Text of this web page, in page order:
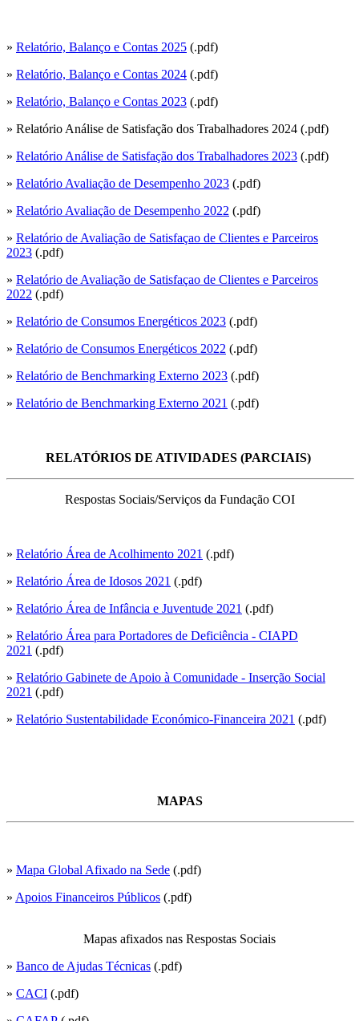
» Relatório, Balanço e Contas 2025 (.pdf)
» Relatório, Balanço e Contas 2024 (.pdf)
» Relatório, Balanço e Contas 2023 (.pdf)
» Relatório Análise de Satisfação dos Trabalhadores 2024 (.pdf)
» Relatório Análise de Satisfação dos Trabalhadores 2023 (.pdf)
» Relatório Avaliação de Desempenho 2023 (.pdf)
» Relatório Avaliação de Desempenho 2022 (.pdf)
» Relatório de Avaliação de Satisfaçao de Clientes e Parceiros
2023 (.pdf)
» Relatório de Avaliação de Satisfaçao de Clientes e Parceiros
2022 (.pdf)
» Relatório de Consumos Energéticos 2023 (.pdf)
» Relatório de Consumos Energéticos 2022 (.pdf)
» Relatório de Benchmarking Externo 2023 (.pdf)
» Relatório de Benchmarking Externo 2021 (.pdf)
RELATÓRIOS DE ATIVIDADES (PARCIAIS)
Respostas Sociais/Serviços da Fundação COI
» Relatório Área de Acolhimento 2021 (.pdf)
» Relatório Área de Idosos 2021 (.pdf)
» Relatório Área de Infância e Juventude 2021 (.pdf)
» Relatório Área para Portadores de Deficiência - CIAPD
2021 (.pdf)
» Relatório Gabinete de Apoio à Comunidade - Inserção Social
2021 (.pdf)
» Relatório Sustentabilidade Económico-Financeira 2021 (.pdf)
MAPAS
» Mapa Global Afixado na Sede (.pdf)
» Apoios Financeiros Públicos (.pdf)
Mapas afixados nas Respostas Sociais
» Banco de Ajudas Técnicas (.pdf)
» CACI (.pdf)